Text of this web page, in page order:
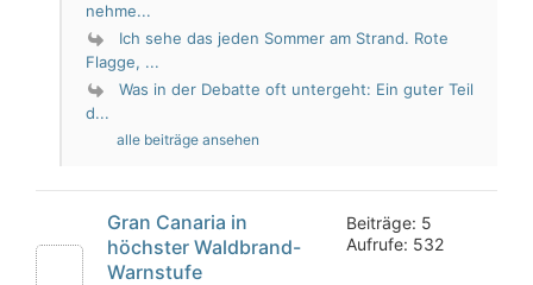
nehme...
Ich sehe das jeden Sommer am Strand. Rote
Flagge, ...
Was in der Debatte oft untergeht: Ein guter Teil
d...
alle beiträge ansehen
Gran Canaria in
höchster Waldbrand-
Warnstufe
Beiträge: 5
Aufrufe: 532